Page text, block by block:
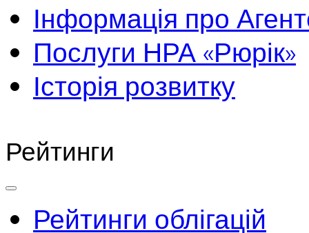
Інформація про
Послуги НРА «Рюрік»
Історія розвитку
Рейтинги
Рейтинги облігацій